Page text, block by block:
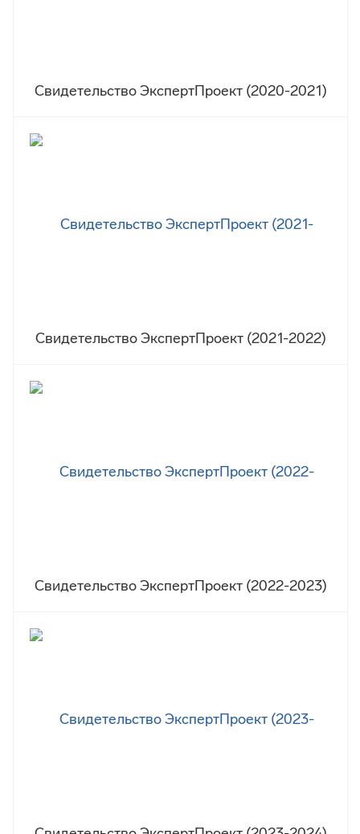
Свидетельство ЭкспертПроект (2020-2021)
Свидетельство ЭкспертПроект (2021-2022)
Свидетельство ЭкспертПроект (2022-2023)